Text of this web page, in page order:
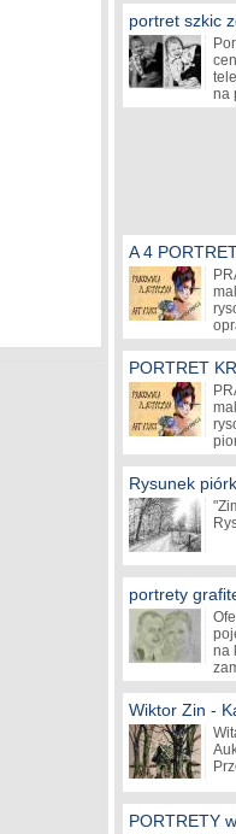
portret szkic
na
A 4
PORTRET
Rysunek
portrety
na
Wiktor Zin -
PORTRETY